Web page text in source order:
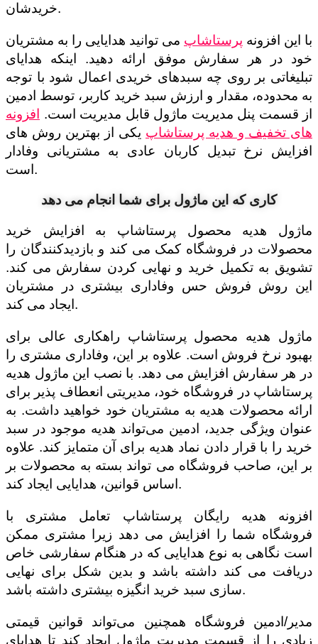
خریدشان.
با این افزونه پرستاشاپ می توانید هدایایی را به مشتریان
خود در هر سفارش موفق ارائه دهید. اینکه هدایای
تبلیغاتی بر روی چه سبدهای خریدی اعمال شود با توجه
به محدوده، مقدار و ارزش سبد خرید کاربر، توسط ادمین
از قسمت پنل مدیریت ماژول قابل مدیریت است.
افزونه
های تخفیف و هدیه پرستاشاپ یکی از بهترین روش های
افزایش نرخ تبدیل کاربان عادی به مشتریانی وفادار
است.
کاری که این ماژول برای شما انجام می دهد
ماژول هدیه محصول پرستاشاپ به افزایش خرید
محصولات در فروشگاه کمک می کند و بازدیدکنندگان را
تشویق به تکمیل خرید و نهایی کردن سفارش می کند.
این روش فروش حس وفاداری بیشتری در مشتریان
ایجاد می کند.
ماژول هدیه محصول پرستاشاپ راهکاری عالی برای
بهبود نرخ فروش است. علاوه بر این، وفاداری مشتری را
در هر سفارش افزایش می دهد. با نصب این ماژول هدیه
پرستاشاپ در فروشگاه خود، مدیریتی انعطاف پذیر برای
ارائه محصولات هدیه به مشتریان خود خواهید داشت. به
عنوان ویژگی جدید، ادمین می‌تواند هدیه موجود در سبد
خرید را با قرار دادن نماد هدیه برای آن متمایز کند. علاوه
بر این، صاحب فروشگاه می تواند بسته به محصولات بر
اساس قوانین، هدایایی ایجاد کند.
افزونه هدیه رایگان پرستاشاپ تعامل مشتری با
فروشگاه شما را افزایش می دهد زیرا مشتری ممکن
است نگاهی به نوع هدایایی که در هنگام سفارشی خاص
دریافت می کند داشته باشد و بدین شکل برای نهایی
سازی سبد خرید انگیزه بیشتری داشته باشد.
مدیر/ادمین فروشگاه همچنین می‌تواند قوانین قیمتی
زیادی را از قسمت مدیریت ماژول ایجاد کند تا هدایای